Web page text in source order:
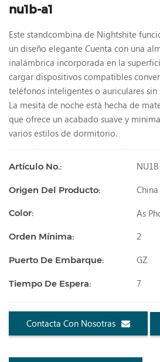
nu1b-a1
Este standcombina de Nightshite
un diseño elegante Cuenta con una
inalámbrica incorporada en la
cargar dispositivos compatibles
teléfonos inteligentes o auriculares
La mesita de noche está hecha de
que ofrece un acabado suave y
varios estilos de dormitorio.
Artículo No.:
Origen Del Producto: China
Color: As
Orden Mínima: 2
Puerto De Embarque: GZ
Tiempo De Espera: 7
Contacta Con Nosotras